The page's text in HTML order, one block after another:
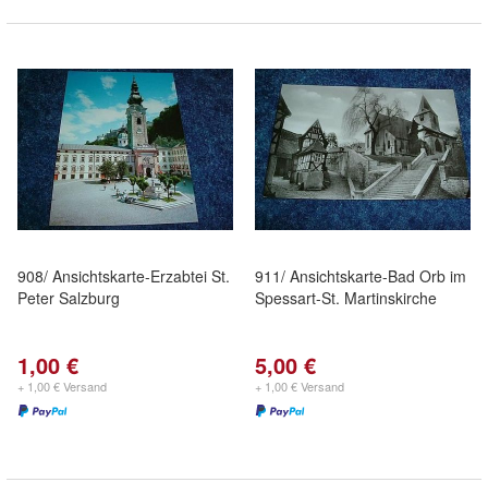
908/ Ansichtskarte-Erzabtei St.
Peter Salzburg
1,00 €
+ 1,00 € Versand
911/ Ansichtskarte-Bad Orb im
Spessart-St. Martinskirche
5,00 €
+ 1,00 € Versand